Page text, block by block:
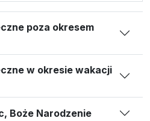
poza okresem
w okresie wakacji
Boże Narodzenie